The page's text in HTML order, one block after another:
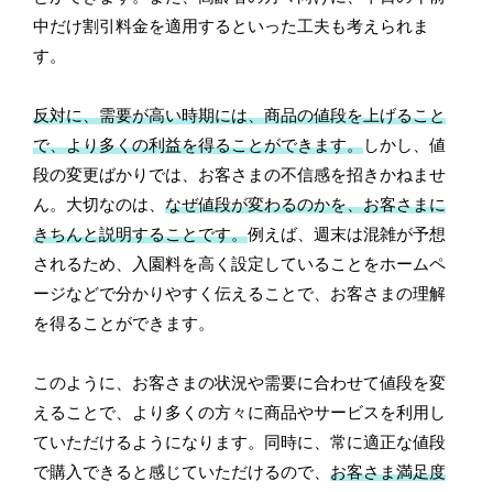
中だけ割引料金を適用するといった工夫も考えられま
す。
反対に、需要が高い時期には、商品の値段を上げること
で、より多くの利益を得ることができます。しかし、値
段の変更ばかりでは、お客さまの不信感を招きかねませ
ん。大切なのは、なぜ値段が変わるのかを、お客さまに
きちんと説明することです。例えば、週末は混雑が予想
されるため、入園料を高く設定していることをホームペ
ージなどで分かりやすく伝えることで、お客さまの理解
を得ることができます。
このように、お客さまの状況や需要に合わせて値段を変
えることで、より多くの方々に商品やサービスを利用し
ていただけるようになります。同時に、常に適正な値段
で購入できると感じていただけるので、お客さま満足度